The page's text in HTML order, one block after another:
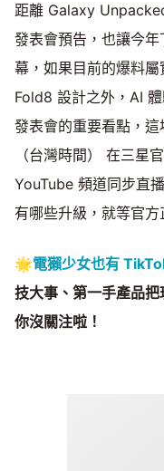
距離 Galaxy
發表會預告，也讓今
幕，如果目前的爆料
Fold8 設計之外，AI
發表會的重要看點，
（台灣時間） 在三星
YouTube 頻道同步直
有哪些升級，就等官方
🌟電獺少女也有
技大事、第一手產品
你沒關注啦！